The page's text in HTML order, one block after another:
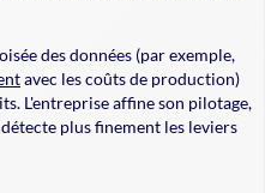
des données (par exemple,
avec les coûts de production)
L'entreprise affine son pilotage,
plus finement les leviers